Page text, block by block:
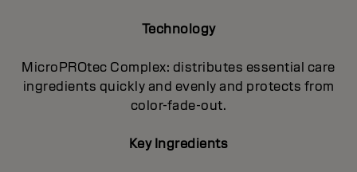
Technology
MicroPROtec Complex: distributes essential care
ingredients quickly and evenly and protects from
color-fade-out.
Key Ingredients